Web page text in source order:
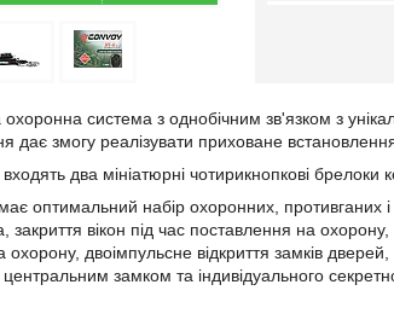
охоронна система з однобічним зв'язком з
дає змогу реалізувати приховане
два мініатюрні чотирикнопкові брелоки
має оптимальний набір охоронних,
закриття вікон під час поставлення на
охорону, двоімпульсне відкриття замків
замком та індивідуального